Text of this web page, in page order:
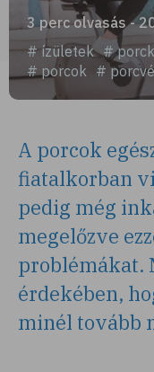
3 perc olvasás -
# ízületek #
# porcok #
A porcok
fiatalkorban
pedig még
megelőzve
problémákat.
érdekében,
minél tovább